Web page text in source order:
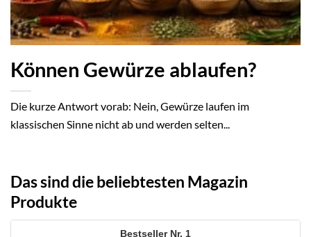
Können Gewürze ablaufen?
Die kurze Antwort vorab: Nein, Gewürze laufen im
klassischen Sinne nicht ab und werden selten...
Das sind die beliebtesten Magazin
Produkte
1